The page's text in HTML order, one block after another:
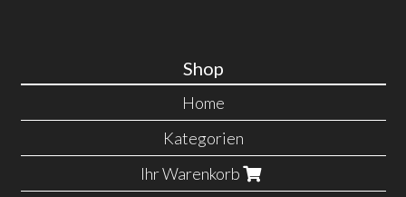
Shop
Home
Kategorien
Ihr Warenkorb